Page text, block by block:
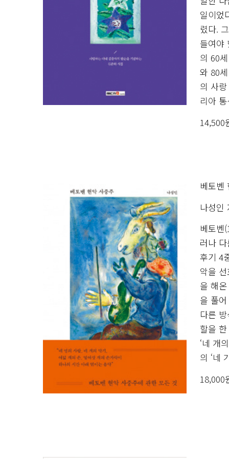
일이었
렸다.
들여야
의 60
와 80
의 사
리아
14,500
베토벤
나성인
베토벤
러나
후기 4
악을
을 해
을 풀
다른
할을
‘네 개
의 ‘네
18,000